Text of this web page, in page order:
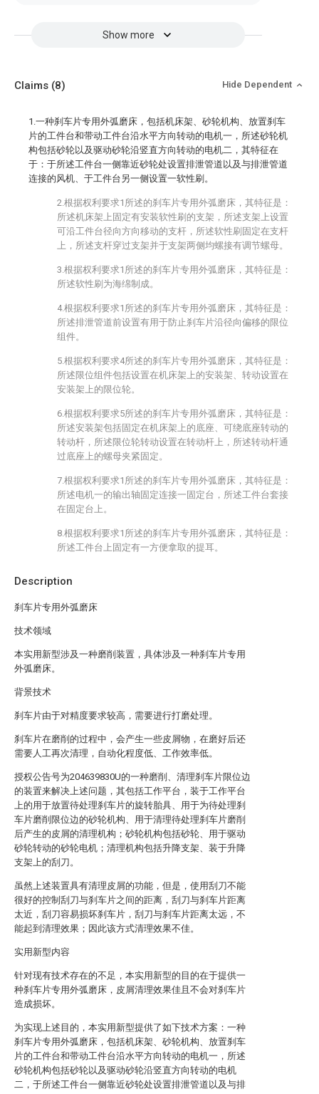
Show more
Description
刹车片专用外弧磨床
技术领域
本实用新型涉及一种磨削装置，具体涉及一种刹车片专用
外弧磨床。
背景技术
刹车片由于对精度要求较高，需要进行打磨处理。
刹车片在磨削的过程中，会产生一些皮屑物，在磨好后还
需要人工再次清理，自动化程度低、工作效率低。
授权公告号为204639830U的一种磨削、清理刹车片限位边
的装置来解决上述问题，其包括工作平台，装于工作平台
上的用于放置待处理刹车片的旋转胎具、用于为待处理刹
车片磨削限位边的砂轮机构、用于清理待处理刹车片磨削
后产生的皮屑的清理机构；砂轮机构包括砂轮、用于驱动
砂轮转动的砂轮电机；清理机构包括升降支架、装于升降
支架上的刮刀。
虽然上述装置具有清理皮屑的功能，但是，使用刮刀不能
很好的控制刮刀与刹车片之间的距离，刮刀与刹车片距离
太近，刮刀容易损坏刹车片，刮刀与刹车片距离太远，不
能起到清理效果；因此该方式清理效果不佳。
实用新型内容
针对现有技术存在的不足，本实用新型的目的在于提供一
种刹车片专用外弧磨床，皮屑清理效果佳且不会对刹车片
造成损坏。
为实现上述目的，本实用新型提供了如下技术方案：一种
刹车片专用外弧磨床，包括机床架、砂轮机构、放置刹车
片的工件台和带动工件台沿水平方向转动的电机一，所述
砂轮机构包括砂轮以及驱动砂轮沿竖直方向转动的电机
二，于所述工件台一侧靠近砂轮处设置排泄管道以及与排
Claims (8) Hide Dependent
1.一种刹车片专用外弧磨床，包括机床架、砂轮机构、放置刹车
片的工件台和带动工件台沿水平方向转动的电机一，所述砂轮机
构包括砂轮以及驱动砂轮沿竖直方向转动的电机二，其特征在
于：于所述工件台一侧靠近砂轮处设置排泄管道以及与排泄管道
连接的风机、于工件台另一侧设置一软性刷。
2.根据权利要求1所述的刹车片专用外弧磨床，其特征是：
所述机床架上固定有安装软性刷的支架，所述支架上设置
可沿工件台径向方向移动的支杆，所述软性刷固定在支杆
上，所述支杆穿过支架并于支架两侧均螺接有调节螺母。
3.根据权利要求1所述的刹车片专用外弧磨床，其特征是：
所述软性刷为海绵制成。
4.根据权利要求1所述的刹车片专用外弧磨床，其特征是：
所述排泄管道前设置有用于防止刹车片沿径向偏移的限位
组件。
5.根据权利要求4所述的刹车片专用外弧磨床，其特征是：
所述限位组件包括设置在机床架上的安装架、转动设置在
安装架上的限位轮。
6.根据权利要求5所述的刹车片专用外弧磨床，其特征是：
所述安装架包括固定在机床架上的底座、可绕底座转动的
转动杆，所述限位轮转动设置在转动杆上，所述转动杆通
过底座上的螺母夹紧固定。
7.根据权利要求1所述的刹车片专用外弧磨床，其特征是：
所述电机一的输出轴固定连接一固定台，所述工件台套接
在固定台上。
8.根据权利要求1所述的刹车片专用外弧磨床，其特征是：
所述工件台上固定有一方便拿取的提耳。